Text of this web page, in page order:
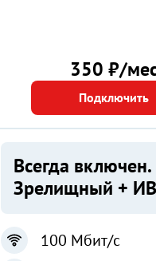
350 ₽/
Подключить
Всегда включен.
Зрелищный +
100 Мбит/с